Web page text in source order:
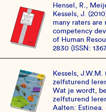
Hensel, R.,
Kessels, J.
many raters
competency
of Human
2830 (ISSN:
Kessels,
zelfsturend
Wat je wordt,
zelfsturend
Aalten: Estinea.